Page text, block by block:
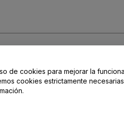
de cookies para mejorar la
cookies estrictamente